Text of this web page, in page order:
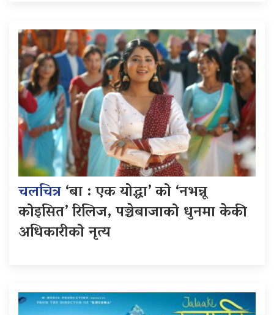
चलचित्र‘बा : एक योद्धा’ को ‘नभन्नू
कोइसित’ रिलिज, पञ्चेबाजाको धुनमा केकी
अधिकारीको नृत्य